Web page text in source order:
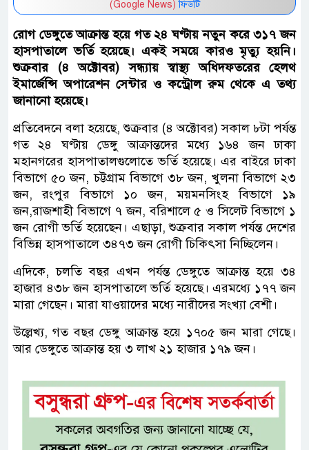
(Google News) ফিডটি
রোগ ডেঙ্গুতে আক্রান্ত হয়ে গত ২৪ ঘণ্টায় নতুন করে ৩১৭ জন
হাসপাতালে ভর্তি হয়েছে। একই সময়ে কারও মৃত্যু হয়নি।
শুক্রবার (৪ অক্টোবর) সন্ধ্যায় স্বাস্থ্য অধিদফতরের হেলথ
ইমার্জেন্সি অপারেশন সেন্টার ও কন্ট্রোল রুম থেকে এ তথ্য
জানানো হয়েছে।
প্রতিবেদনে বলা হয়েছে, শুক্রবার (৪ অক্টোবর) সকাল ৮টা পর্যন্ত
গত ২৪ ঘণ্টায় ডেঙ্গু আক্রান্তদের মধ্যে ১৬৪ জন ঢাকা
মহানগরের হাসপাতালগুলোতে ভর্তি হয়েছে। এর বাইরে ঢাকা
বিভাগে ৫০ জন, চট্টগ্রাম বিভাগে ৩৮ জন, খুলনা বিভাগে ২৩
জন, রংপুর বিভাগে ১০ জন, ময়মনসিংহ বিভাগে ১৯
জন,রাজশাহী বিভাগে ৭ জন, বরিশালে ৫ ও সিলেট বিভাগে ১
জন রোগী ভর্তি হয়েছেন। এছাড়া, শুক্রবার সকাল পর্যন্ত দেশের
বিভিন্ন হাসপাতালে ৩৪৭৩ জন রোগী চিকিৎসা নিচ্ছিলেন।
এদিকে, চলতি বছর এখন পর্যন্ত ডেঙ্গুতে আক্রান্ত হয়ে ৩৪
হাজার ৪৩৮ জন হাসপাতালে ভর্তি হয়েছে। এরমধ্যে ১৭৭ জন
মারা গেছেন। মারা যাওয়াদের মধ্যে নারীদের সংখ্যা বেশী।
উল্লেখ্য, গত বছর ডেঙ্গু আক্রান্ত হয়ে ১৭০৫ জন মারা গেছে।
আর ডেঙ্গুতে আক্রান্ত হয় ৩ লাখ ২১ হাজার ১৭৯ জন।